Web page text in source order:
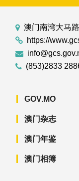
澳门南湾大马
https://
(853)2833
GOV.MO
澳门杂志
澳门年鉴
澳门相簿